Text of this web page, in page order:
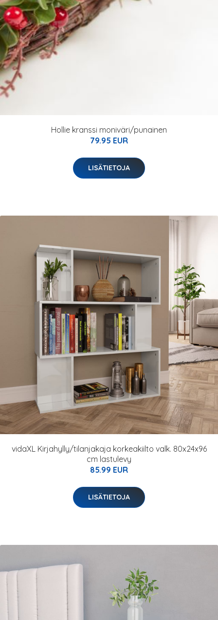
Hollie kranssi moniväri/punainen
79.95 EUR
LISÄTIETOJA
vidaXL Kirjahylly/tilanjakaja korkeakiilto valk. 80x24x96
cm lastulevy
85.99 EUR
LISÄTIETOJA